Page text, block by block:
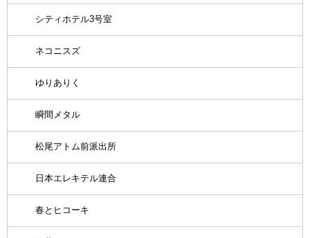
シティホテル3号室
ネコニスズ
ゆりありく
瞬間メタル
松尾アトム前派出所
日本エレキテル連合
春とヒコーキ